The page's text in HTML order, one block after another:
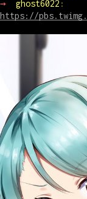
→
ghost6022
https://